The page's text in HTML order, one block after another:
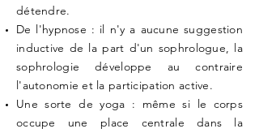
détendre.
De l'hypnose : il n'y a aucune suggestion
inductive de la part d'un sophrologue, la
sophrologie développe au contraire
l'autonomie et la participation active.
Une sorte de yoga : même si le corps
occupe une place centrale dans la